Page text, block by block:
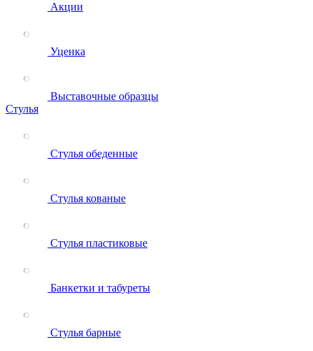
Акции
Уценка
Выставочные образцы
Стулья
Стулья обеденные
Стулья кованые
Стулья пластиковые
Банкетки и табуреты
Стулья барные